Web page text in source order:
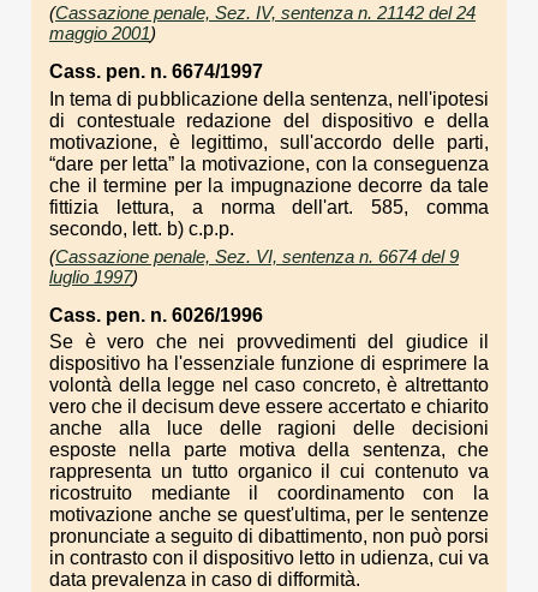
(Cassazione penale, Sez. IV, sentenza n. 21142 del 24
maggio 2001)
Cass. pen. n. 6674/1997
In tema di pubblicazione della sentenza, nell'ipotesi
di contestuale redazione del dispositivo e della
motivazione, è legittimo, sull'accordo delle parti,
“dare per letta” la motivazione, con la conseguenza
che il termine per la impugnazione decorre da tale
fittizia lettura, a norma dell'art. 585, comma
secondo, lett. b) c.p.p.
(Cassazione penale, Sez. VI, sentenza n. 6674 del 9
luglio 1997)
Cass. pen. n. 6026/1996
Se è vero che nei provvedimenti del giudice il
dispositivo ha l'essenziale funzione di esprimere la
volontà della legge nel caso concreto, è altrettanto
vero che il decisum deve essere accertato e chiarito
anche alla luce delle ragioni delle decisioni
esposte nella parte motiva della sentenza, che
rappresenta un tutto organico il cui contenuto va
ricostruito mediante il coordinamento con la
motivazione anche se quest'ultima, per le sentenze
pronunciate a seguito di dibattimento, non può porsi
in contrasto con il dispositivo letto in udienza, cui va
data prevalenza in caso di difformità.